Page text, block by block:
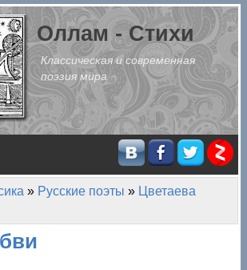
содержанию
Оллам - Стихи
Классическая и современная
поэзия мира
» Русские поэты » Цветаева